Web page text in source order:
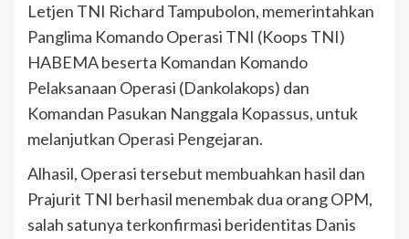
Letjen TNI Richard Tampubolon, memerintahkan
Panglima Komando Operasi TNI (Koops TNI)
HABEMA beserta Komandan Komando
Pelaksanaan Operasi (Dankolakops) dan
Komandan Pasukan Nanggala Kopassus, untuk
melanjutkan Operasi Pengejaran.
Alhasil, Operasi tersebut membuahkan hasil dan
Prajurit TNI berhasil menembak dua orang OPM,
salah satunya terkonfirmasi beridentitas Danis